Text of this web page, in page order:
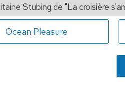
Stubing de "La croisière
Ocean Pleasure